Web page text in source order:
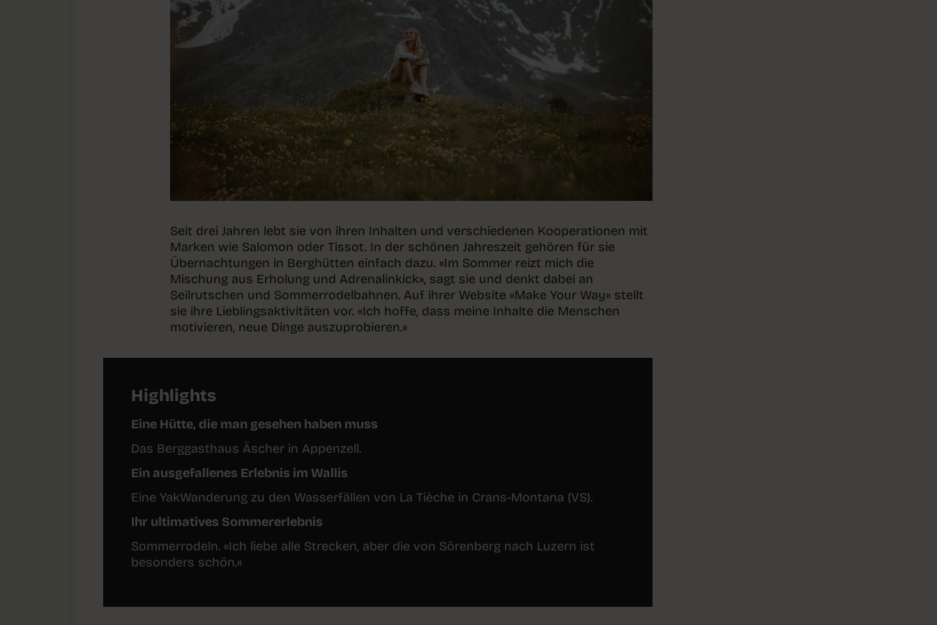
Seit drei Jahren lebt sie von ihren Inhalten und verschiedenen Kooperationen mit
Marken wie Salomon oder Tissot. In der schönen Jahreszeit gehören für sie
Übernachtungen in Berghütten einfach dazu. «Im Sommer reizt mich die
Mischung aus Erholung und Adrenalinkick», sagt sie und denkt dabei an
Seilrutschen und Sommerrodelbahnen. Auf ihrer Website «Make Your Way» stellt
sie ihre Lieblingsaktivitäten vor. «Ich hoffe, dass meine Inhalte die Menschen
motivieren, neue Dinge auszuprobieren.»
Highlights
Eine Hütte, die man gesehen haben muss
Das Berggasthaus Äscher in Appenzell.
Ein ausgefallenes Erlebnis im Wallis
Eine YakWanderung zu den Wasserfällen von La Tièche in Crans-Montana (VS).
Ihr ultimatives Sommererlebnis
Sommerrodeln. «Ich liebe alle Strecken, aber die von Sörenberg nach Luzern ist
besonders schön.»